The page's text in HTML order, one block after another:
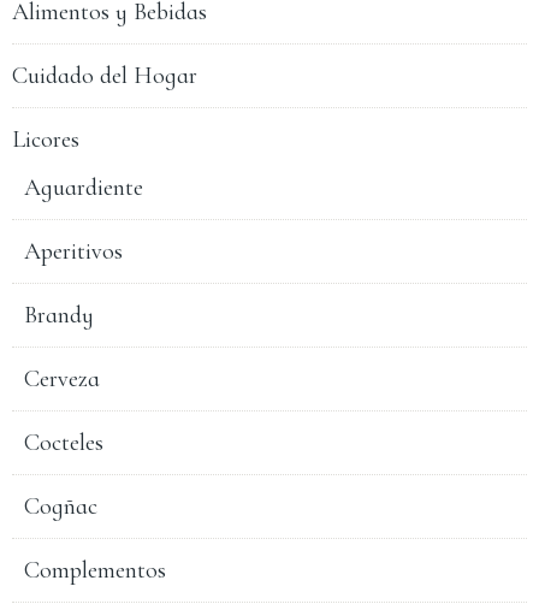
Alimentos y Bebidas
Cuidado del Hogar
Licores
Aguardiente
Aperitivos
Brandy
Cerveza
Cocteles
Cogñac
Complementos